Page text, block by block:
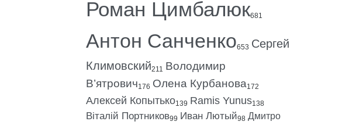
Роман Цимбалюк681
Антон Санченко653 Сергей
Климовский211 Володимир
В’ятрович176 Олена Курбанова172
Алексей Копытько139 Ramis Yunus138
Віталій Портников99 Иван Лютый98 Дмитро